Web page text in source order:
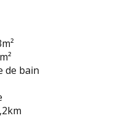
de bain